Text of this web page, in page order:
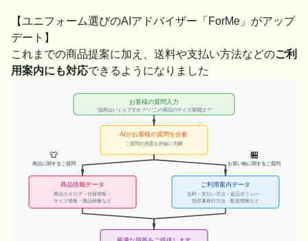
【ユニフォーム選びのAIアドバイザー「ForMe」がアップ
デート】
これまでの商品提案に加え、送料や支払い方法などのご利
用案内にも対応できるようになりました